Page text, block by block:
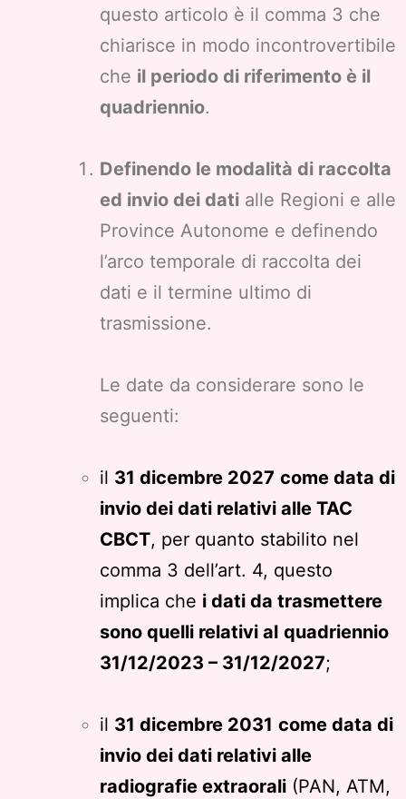
questo articolo è il comma 3 che
chiarisce in modo incontrovertibile
che il periodo di riferimento è il
quadriennio.
Definendo le modalità di raccolta
ed invio dei dati alle Regioni e alle
Province Autonome e definendo
l’arco temporale di raccolta dei
dati e il termine ultimo di
trasmissione.
Le date da considerare sono le
seguenti:
il 31 dicembre 2027 come data di
invio dei dati relativi alle TAC
CBCT, per quanto stabilito nel
comma 3 dell’art. 4, questo
implica che i dati da trasmettere
sono quelli relativi al quadriennio
31/12/2023 – 31/12/2027;
il 31 dicembre 2031 come data di
invio dei dati relativi alle
radiografie extraorali (PAN, ATM,